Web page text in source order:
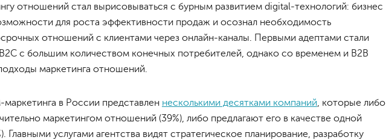
отношений стал вырисовываться с бурным развитием digital-технологий: бизнес
для роста эффективности продаж и осознал необходимость
отношений с клиентами через онлайн-каналы. Первыми адептами стали
с большим количеством конечных потребителей, однако со временем и B2B
маркетинга отношений.
в России представлен несколькими десятками компаний , которые либо
маркетингом отношений (39%), либо предлагают его в качестве одной
Главными услугами агентства видят стратегическое планирование, разработку